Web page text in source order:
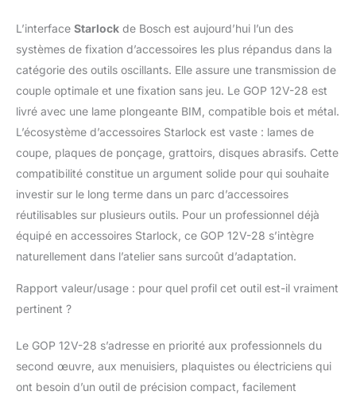
L’interface Starlock de Bosch est aujourd’hui l’un des
systèmes de fixation d’accessoires les plus répandus dans la
catégorie des outils oscillants. Elle assure une transmission de
couple optimale et une fixation sans jeu. Le GOP 12V-28 est
livré avec une lame plongeante BIM, compatible bois et métal.
L’écosystème d’accessoires Starlock est vaste : lames de
coupe, plaques de ponçage, grattoirs, disques abrasifs. Cette
compatibilité constitue un argument solide pour qui souhaite
investir sur le long terme dans un parc d’accessoires
réutilisables sur plusieurs outils. Pour un professionnel déjà
équipé en accessoires Starlock, ce GOP 12V-28 s’intègre
naturellement dans l’atelier sans surcoût d’adaptation.
Rapport valeur/usage : pour quel profil cet outil est-il vraiment
pertinent ?
Le GOP 12V-28 s’adresse en priorité aux professionnels du
second œuvre, aux menuisiers, plaquistes ou électriciens qui
ont besoin d’un outil de précision compact, facilement